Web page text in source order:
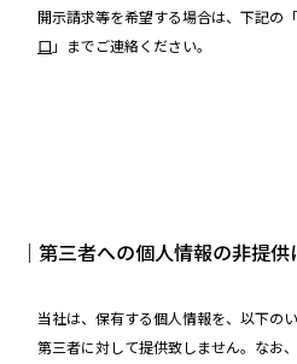
開示請求等を希望する場合は、下記の「
口 」までご連絡ください。
｜第三者への個人情報の非提
当社は、保有する個人情報を、以下の
第三者に対して提供致しません。なお